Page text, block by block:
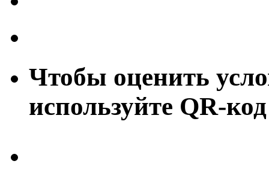
Чтобы оценить
используйте QR-код